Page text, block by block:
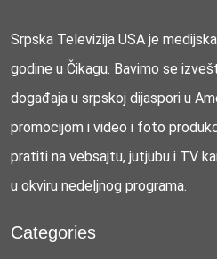
Srpska Televizija USA je
godine u Čikagu. Bavimo se
događaja u srpskoj dijaspori u
promocijom i video i foto
pratiti na vebsajtu, jutjubu i TV
u okviru nedeljnog programa.
Categories